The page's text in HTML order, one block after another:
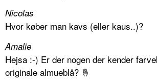
Nicolas
Hvor køber man kavs (eller kaus..)?
Amalie
Hejsa :-) Er der nogen der kender
originale almueblå? 🤞